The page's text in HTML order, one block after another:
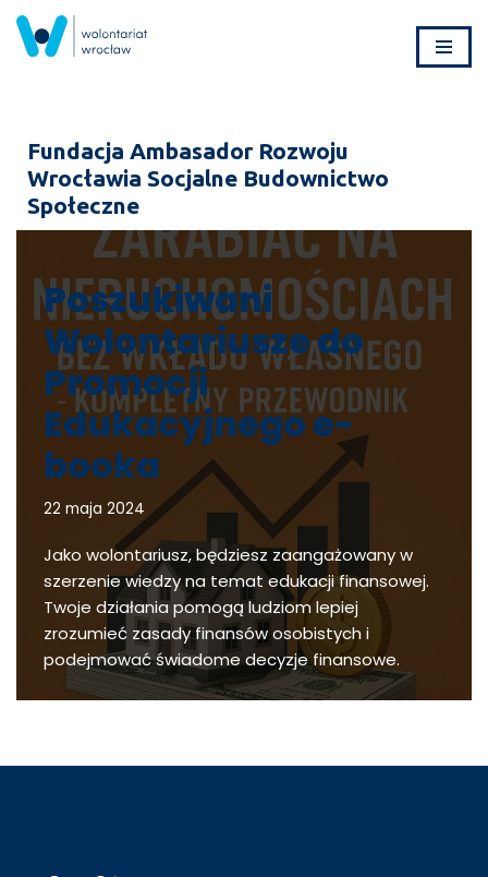
Przejdź
Fundacja Ambasador Rozwoju
Wrocławia Socjalne Budownictwo
Społeczne
Poszukiwani
Wolontariusze do
Promocji
Edukacyjnego e-
booka
22 maja 2024
Jako wolontariusz, będziesz zaangażowany w
szerzenie wiedzy na temat edukacji finansowej.
Twoje działania pomogą ludziom lepiej
zrozumieć zasady finansów osobistych i
podejmować świadome decyzje finansowe.